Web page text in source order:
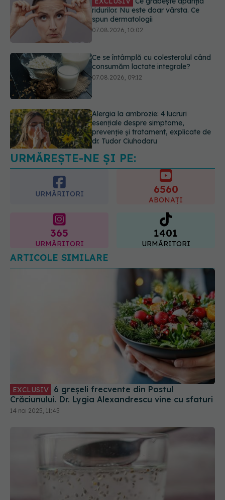
Ce se întâmplă cu colesterolul când
consumăm lactate integrale?
07.08.2026, 09:12
Alergia la ambrozie: 4 lucruri
esențiale despre simptome,
prevenție și tratament, explicate de
Schimbare majoră la examenul de
medic specialist din 2026. Toți
candidații vor avea aceleași
07.08.2026, 11:52
URMĂREȘTE-NE ȘI PE:
URMĂRITORI 6560
365 1401
URMĂRITORI
ARTICOLE SIMILARE
Crăciunului. Dr. Lygia Alexandrescu vine cu sfaturi